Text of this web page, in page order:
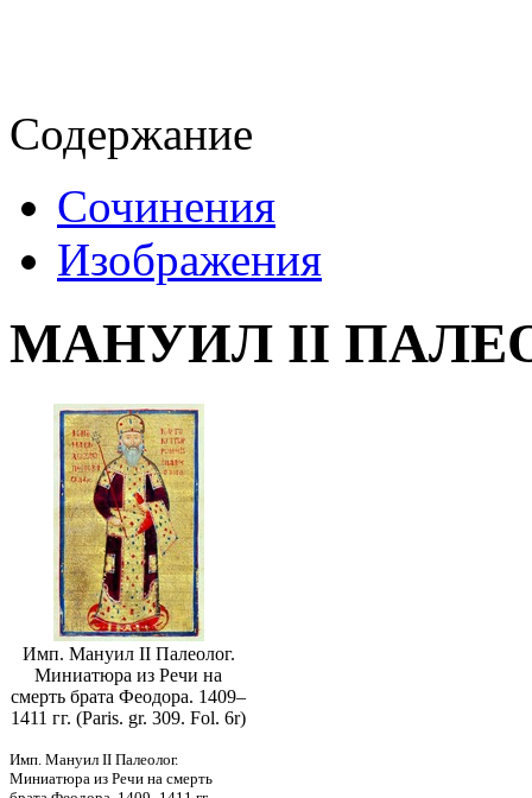
Содержание
Сочинения
Изображения
МАНУИЛ II
Имп. Мануил II Палеолог.
Миниатюра из Речи на
смерть брата Феодора. 1409–
1411 гг. (Paris. gr. 309. Fol. 6r)
Имп. Мануил II Палеолог.
Миниатюра из Речи на смерть